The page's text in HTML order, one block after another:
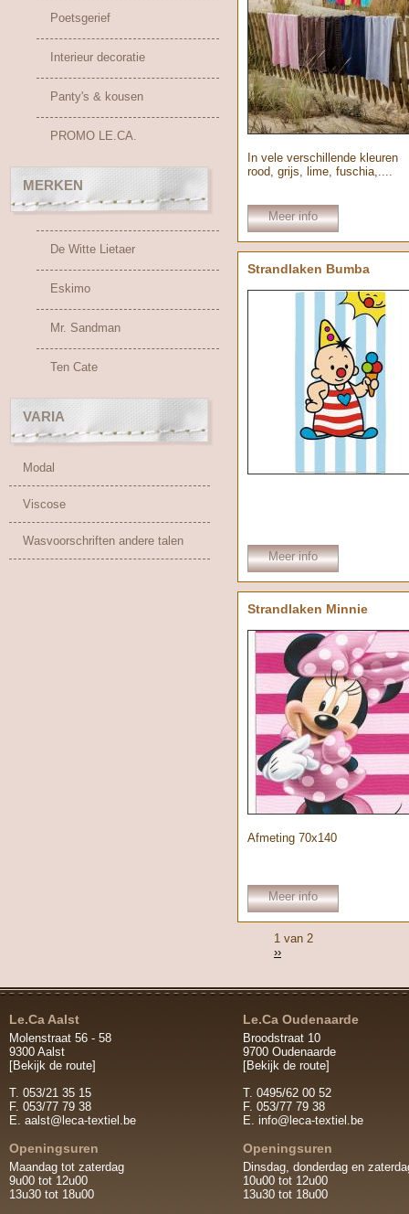
Poetsgerief
Interieur decoratie
Panty's & kousen
PROMO LE.CA.
MERKEN
De Witte Lietaer
Eskimo
Mr. Sandman
Ten Cate
VARIA
Modal
Viscose
Wasvoorschriften andere talen
In vele verschillende kleuren
rood, grijs, lime, fuschia,....
Meer info
Strandlaken Bumba
Meer info
Strandlaken Minnie
Afmeting 70x140
Meer info
1 van 2
››
Le.Ca Aalst
Molenstraat 56 - 58
9300 Aalst
[Bekijk de route]
T. 053/21 35 15
F. 053/77 79 38
E. aalst@leca-textiel.be
Openingsuren
Maandag tot zaterdag
9u00 tot 12u00
13u30 tot 18u00
Le.Ca Oudenaarde
Broodstraat 10
9700 Oudenaarde
[Bekijk de route]
T. 0495/62 00 52
F. 053/77 79 38
E. info@leca-textiel.be
Openingsuren
Dinsdag, donderdag en
10u00 tot 12u00
13u30 tot 18u00